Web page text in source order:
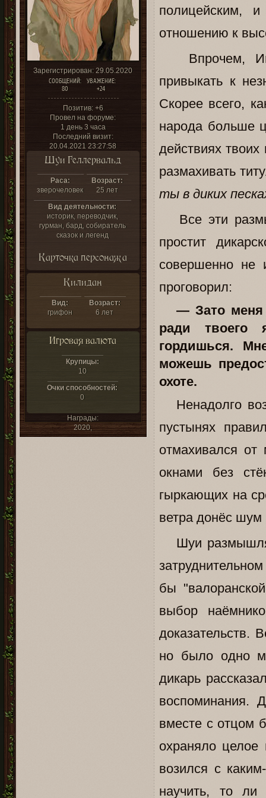
Зарегистрирован: 29.05.2020
СООБЩЕНИЙ:
80
УВАЖЕНИЕ:
+24
Позитив: +6
Провел на форуме:
1 день 3 часа
Последний визит:
20.04.2021 23:27:58
Шуи Геллервальд
Раса:
зверочеловек
Возраст:
25 лет
Вид деятельности:
историк, переводчик,
гурман, бард, собиратель
сказок и легенд
Карточка персонажа
Килидан
Вид:
грифон
Возраст:
6 лет
Игровая валюта
Крупицы:
10
Очки способностей:
0
Награды:
2020,
полицейским,
отношению к
Впрочем,
привыкать к
Скорее всего,
народа больше
действиях
размахивать
ты в диких
Все эти
простит
совершенно не
проговорил:
— Зато меня
ради твоего
гордишься.
можешь
охоте.
Ненадолго
пустынях
отмахивался от
окнами без
гыркающих на
ветра донёс
Шуи
бы
выбор
доказательств.
но было одно
дикарь
воспоминания.
вместе с отцом
охраняло
возился с
научить, то ли